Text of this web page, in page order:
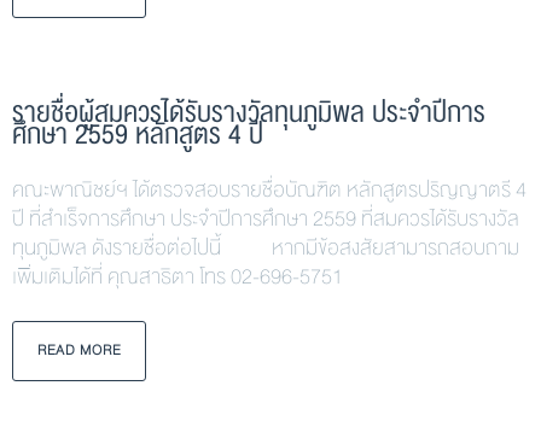
รายชื่อผู้สมควรได้รับรางวัลทุนภูมิพล ประจำปีการ
ศึกษา 2559 หลักสูตร 4 ปี
คณะพาณิชย์ฯ ได้ตรวจสอบรายชื่อบัณฑิต หลักสูตรปริญญาตรี 4
ปี ที่สำเร็จการศึกษา ประจำปีการศึกษา 2559 ที่สมควรได้รับรางวัล
ทุนภูมิพล ดังรายชื่อต่อไปนี้ หากมีข้อสงสัยสามารถสอบถาม
เพิ่มเติมได้ที่ คุณสาธิตา โทร 02-696-5751
READ MORE